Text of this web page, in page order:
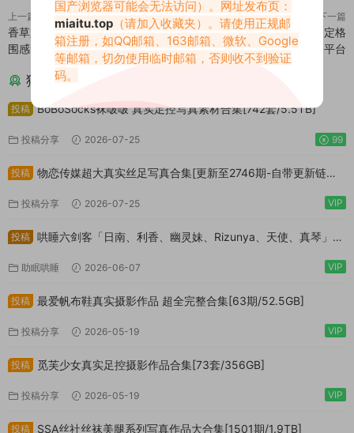
上一篇
香草奶喵软糯清甜，治愈满分的氛
围感甜系博主
下一篇
YITUYU艺图语：以影为诗，定格
极致质感的艺术影像平台
猜你喜欢
投稿 BoBoSocks袜啵啵 真实足控写真素材合集[742套/5.5TB]
投稿分享 2026-07-25 99
投稿 物恋传媒超大真实丝足写真合集[更新至2746期-自带更新链
投稿分享 2026-07-25 VIP
投稿 哄睡六剑客「日南、利香、幽灵妹、Rizunya、天使、真琴」作
助眠哄睡 2026-06-07 VIP
投稿 最爱帆布鞋真实摄影作品 超全完整合集[63期/52.5GB]
投稿分享 2026-05-19 VIP
投稿 觅芙少女真实足控摄影作品合集[73套/356GB]
投稿分享 2026-05-19 VIP
投稿 SSA丝社丝袜美腿系列写真作品大合集[1501期/1.9TB]
国产浏览器可能会无法访问）。网址发布页：
miaitu.top （请加入收藏夹）。请使用正规邮
箱注册，如QQ邮箱、163邮箱、微软、Google
等邮箱，切勿使用临时邮箱，否则收不到验证
码。